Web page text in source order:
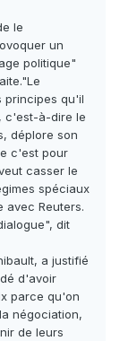
le
un
politique"
principes qu'il
c'est-à-dire le
déplore son
c'est pour
casser le
spéciaux
avec Reuters.
dit
a justifié
d'avoir
parce qu'on
négociation,
de leurs